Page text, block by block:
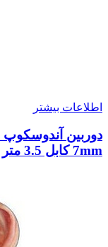
اطلاعات بیشتر
7mm کابل 3.5 متر USB سازگار با ویندوز و اندروید